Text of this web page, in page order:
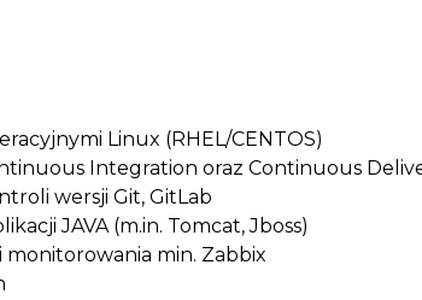
Linux (RHEL/CENTOS)
Integration oraz Continuous
wersji Git, GitLab
JAVA (m.in. Tomcat, Jboss)
monitorowania min. Zabbix